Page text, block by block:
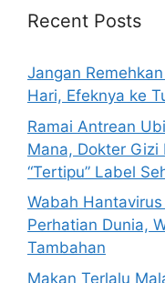
h
r
:
Recent Posts
Jangan
Hari, Efeknya ke
Ramai Antrean
Mana, Dokter Gizi
“Tertipu” Label
Wabah
Perhatian Dunia,
Tambahan
Makan Terlalu